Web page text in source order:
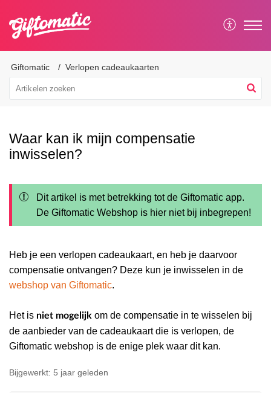
Giftomatic Verlopen cadeaukaarten
Waar kan ik mijn compensatie
inwisselen?
Dit artikel is met betrekking tot de Giftomatic app.
De Giftomatic Webshop is hier niet bij inbegrepen!
Heb je een verlopen cadeaukaart, en heb je daarvoor
compensatie ontvangen? Deze kun je inwisselen in de
webshop van Giftomatic.
Het is niet mogelijk om de compensatie in te wisselen bij
de aanbieder van de cadeaukaart die is verlopen, de
Giftomatic webshop is de enige plek waar dit kan.
Bijgewerkt: 5 jaar geleden